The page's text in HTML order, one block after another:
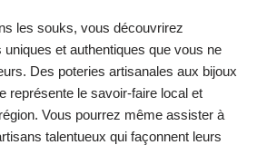
les souks, vous découvrirez
et authentiques que vous ne
Des poteries artisanales aux bijoux
représente le savoir-faire local et
Vous pourrez même assister à
talentueux qui façonnent leurs